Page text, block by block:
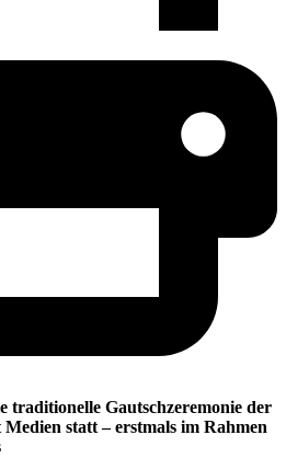
traditionelle Gautschzeremonie der
statt – erstmals im Rahmen